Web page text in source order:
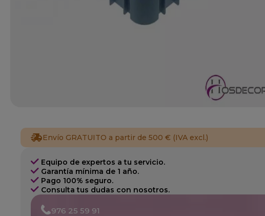
Envío GRATUITO a partir de 500 € (IVA excl.)
Equipo de expertos a tu servicio.
Garantía mínima de 1 año.
Pago 100% seguro.
Consulta tus dudas con nosotros.
976 25 59 91